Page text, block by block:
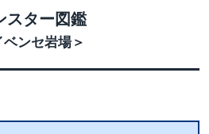
スター図鑑
ベンセ岩場＞